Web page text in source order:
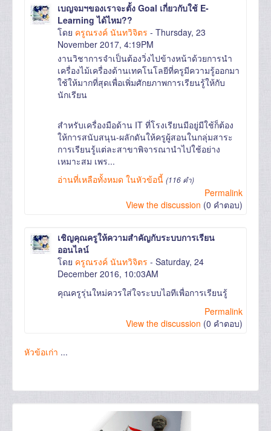
เบญจมฯของเราจะตั้ง Goal เกี่ยวกับใช้ E-
Learning ได้ไหม??
โดย ครูณรงค์ นันทวิจิตร - Thursday, 23
November 2017, 4:19PM
งานวิชาการจำเป็นต้องวิ่งไปข้างหน้าด้วยการนำ
เครื่องไม้เครื่องด้านเทคโนโลยีที่ครูมีความรู้ออกมา
ใช้ให้มากที่สุดเพื่อเพิ่มศักยภาพการเรียนรู้ให้กับ
นักเรียน
สำหรับเครื่องมือด้าน IT ที่โรงเรียนมีอยู่มีใช้ก็ต้อง
ให้การสนับสนุน-ผลักดันให้ครูผู้สอนในกลุ่มสาระ
การเรียนรู้แต่ละสาขาพิจารณานำไปใช้อย่าง
เหมาะสม เพร...
อ่านที่เหลือทั้งหมด ในหัวข้อนี้ (116 คำ)
Permalink
View the discussion (0 คำตอบ)
เชิญคุณครูให้ความสำคัญกับระบบการเรียน
ออนไลน์
โดย ครูณรงค์ นันทวิจิตร - Saturday, 24
December 2016, 10:03AM
คุณครูรุ่นใหม่ควรใส่ใจระบบไอทีเพื่อการเรียนรู้
Permalink
View the discussion (0 คำตอบ)
หัวข้อเก่า ...